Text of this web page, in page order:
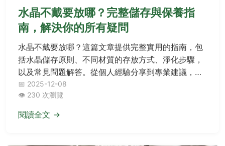
南，解決你的所有疑問
水晶不戴要放哪？這篇文章提供完整實用的指南，包
括水晶儲存原則、不同材質的存放方式、淨化步驟，
以及常見問題解答。從個人經驗分享到專業建議，幫
助你妥善保養水晶，避免損壞或能量流失。內容涵蓋
具體儲存地點、注意事項和實用表格，讓你輕鬆掌握
📅 2025-12-08
👁️ 230 次瀏覽